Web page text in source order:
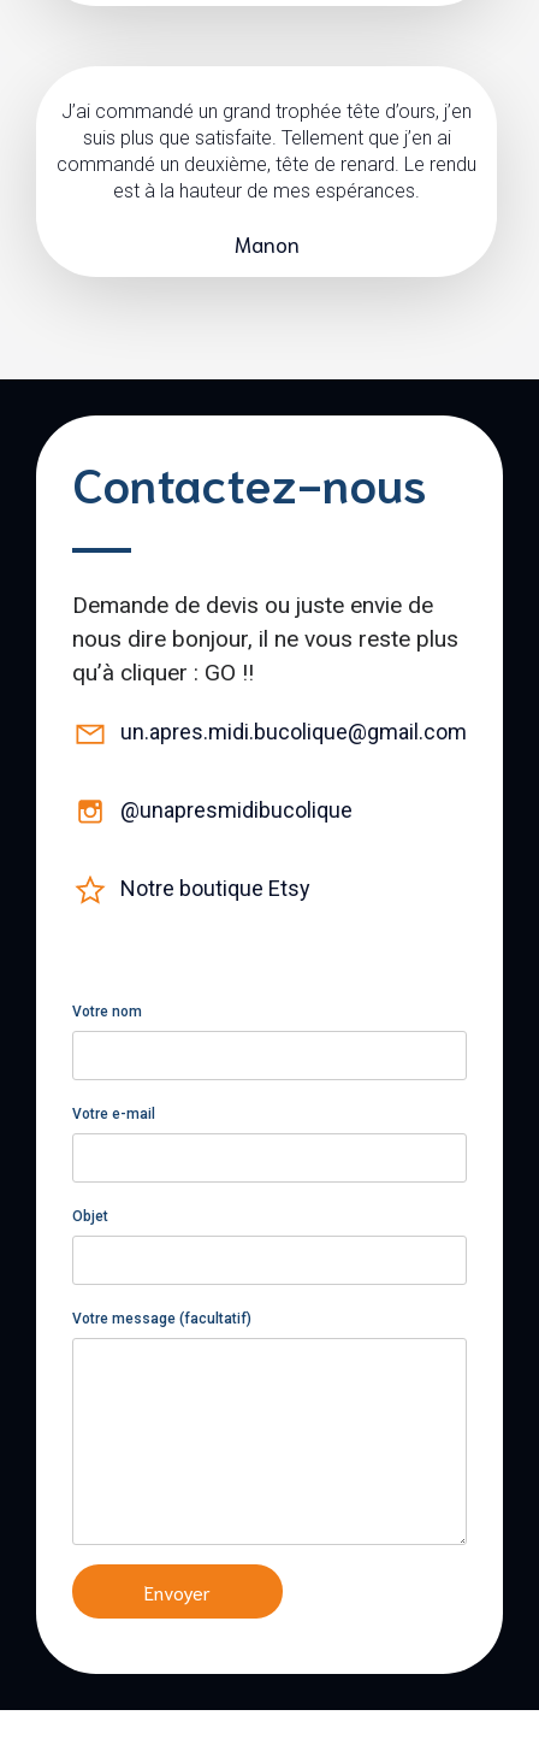
J’ai commandé un grand trophée tête d’ours, j’en
suis plus que satisfaite. Tellement que j’en ai
commandé un deuxième, tête de renard. Le rendu
est à la hauteur de mes espérances.
Manon
Contactez-nous
Demande de devis ou juste envie de
nous dire bonjour, il ne vous reste plus
qu’à cliquer : GO !!
un.apres.midi.bucolique@gmail.com
@unapresmidibucolique
Notre boutique Etsy
Votre nom
Votre e-mail
Objet
Votre message (facultatif)